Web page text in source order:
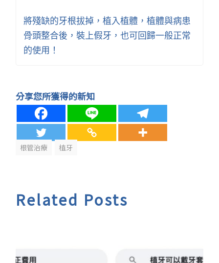
將殘缺的牙根拔掉，植入植體，植體與病患
骨頭整合後，裝上假牙，也可回歸一般正常
的使用！
分享您所獲得的新知
根管治療 植牙
Related Posts